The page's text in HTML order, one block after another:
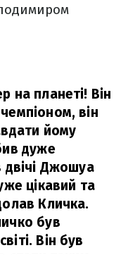
на планеті! Він
він
йому
дуже
двічі Джошуа
цікавий та
Кличка.
був
Він був